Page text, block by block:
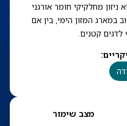
מחלקיקי חומר אורגני
במארג המזון הימי, בין אם
קטנים.
:
מצב שימור